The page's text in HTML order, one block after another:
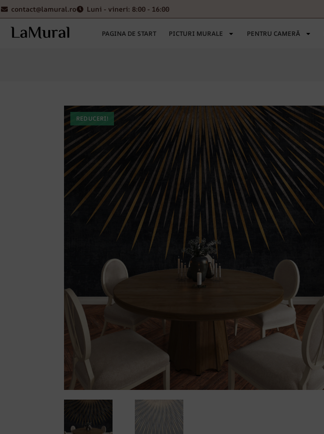
contact@lamural.ro Luni - vineri: 8:00 - 16:00
PAGINA DE START PICTURI MURALE PENTRU CAMERĂ
REDUCERI!